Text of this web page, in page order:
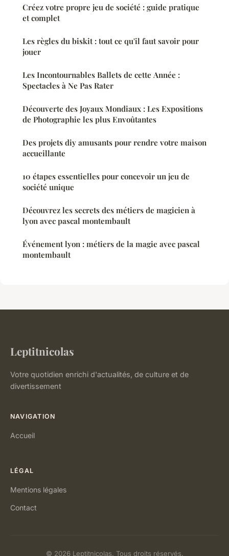
Créez votre propre jeu de société : guide pratique
et complet
Les règles du biskit : tout ce qu'il faut savoir pour
jouer
Les Incontournables Ballets de cette Année :
Spectacles à Ne Pas Rater
Découverte des Joyaux Mondiaux : Les Expositions
de Photographie les plus Envoûtantes
Des projets diy amusants pour rendre votre maison
accueillante
10 étapes essentielles pour concevoir un jeu de
société unique
Découvrez les secrets des métiers de magicien à
lyon avec pascal montembault
Événement lyon : métiers de la magie avec pascal
montembault
Leptitnicolas
Votre quotidien enrichi d'actualités, de culture et de
divertissement
NAVIGATION
Accueil
LÉGAL
Mentions légales
Contact
© 2026 Leptitnicolas. Tous droits réservés.